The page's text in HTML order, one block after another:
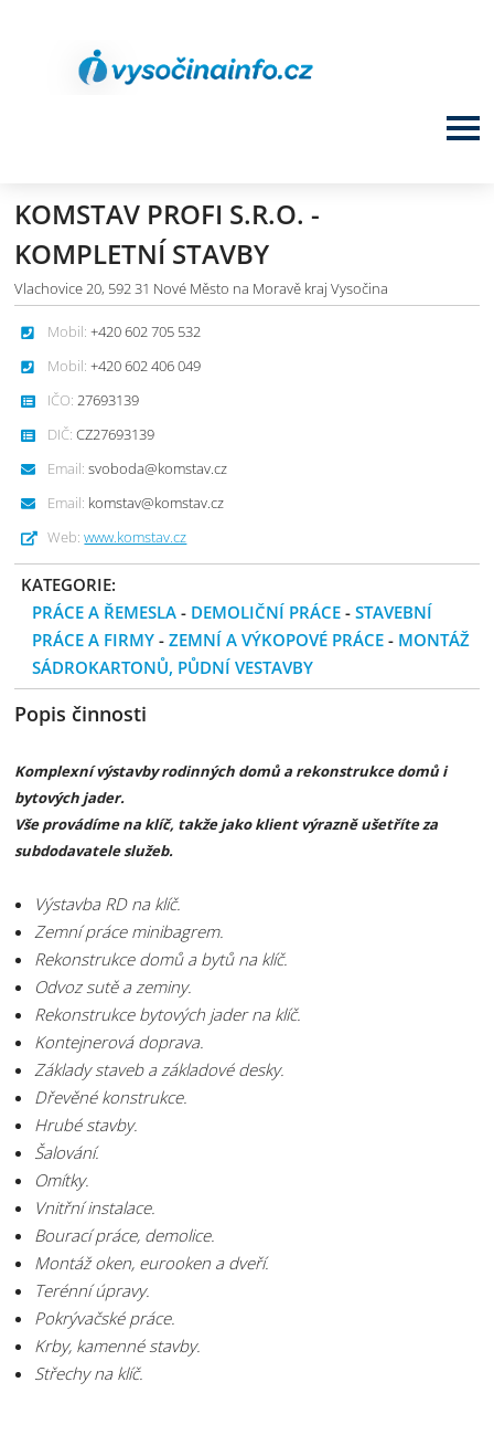
KOMSTAV PROFI S.R.O. -
KOMPLETNÍ STAVBY
Vlachovice 20, 592 31 Nové Město na Moravě kraj Vysočina
Mobil: +420 602 705 532
Mobil: +420 602 406 049
IČO: 27693139
DIČ: CZ27693139
Email: svoboda@komstav.cz
Email: komstav@komstav.cz
Web: www.komstav.cz
KATEGORIE:
PRÁCE A ŘEMESLA - DEMOLIČNÍ PRÁCE -STAVEBNÍ
PRÁCE A FIRMY -ZEMNÍ A VÝKOPOVÉ PRÁCE - MONTÁŽ
SÁDROKARTONŮ, PŮDNÍ VESTAVBY
Popis činnosti
Komplexní výstavby rodinných domů a rekonstrukce domů i
bytových jader.
Vše provádíme na klíč, takže jako klient výrazně ušetříte za
subdodavatele služeb.
Výstavba RD na klíč.
Zemní práce minibagrem.
Rekonstrukce domů a bytů na klíč.
Odvoz sutě a zeminy.
Rekonstrukce bytových jader na klíč.
Kontejnerová doprava.
Základy staveb a základové desky.
Dřevěné konstrukce.
Hrubé stavby.
Šalování.
Omítky.
Vnitřní instalace.
Bourací práce, demolice.
Montáž oken, eurooken a dveří.
Terénní úpravy.
Pokrývačské práce.
Krby, kamenné stavby.
Střechy na klíč.